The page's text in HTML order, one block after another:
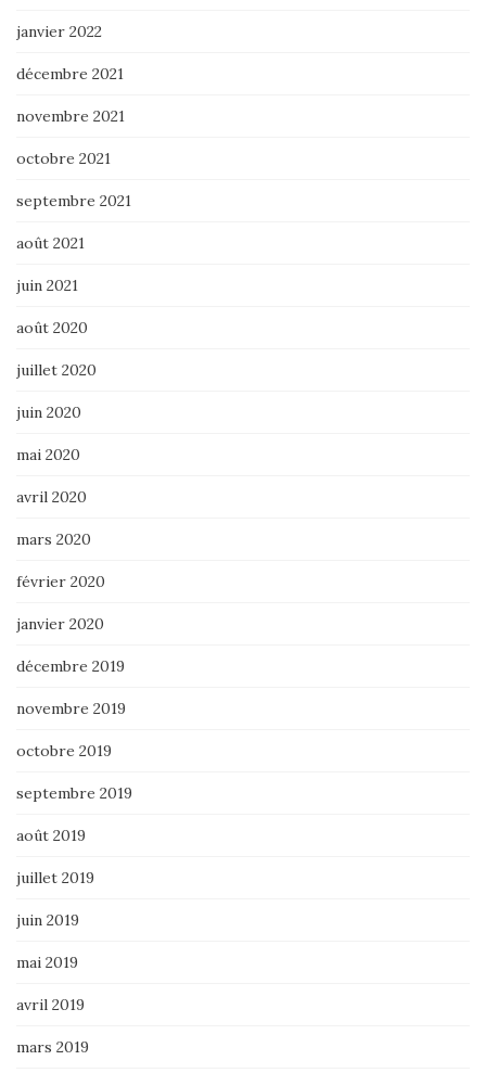
janvier 2022
décembre 2021
novembre 2021
octobre 2021
septembre 2021
août 2021
juin 2021
août 2020
juillet 2020
juin 2020
mai 2020
avril 2020
mars 2020
février 2020
janvier 2020
décembre 2019
novembre 2019
octobre 2019
septembre 2019
août 2019
juillet 2019
juin 2019
mai 2019
avril 2019
mars 2019